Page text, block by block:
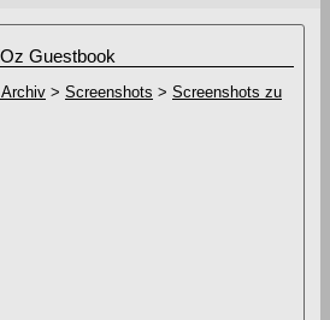
Guestbook
> Screenshots > Screenshots zu